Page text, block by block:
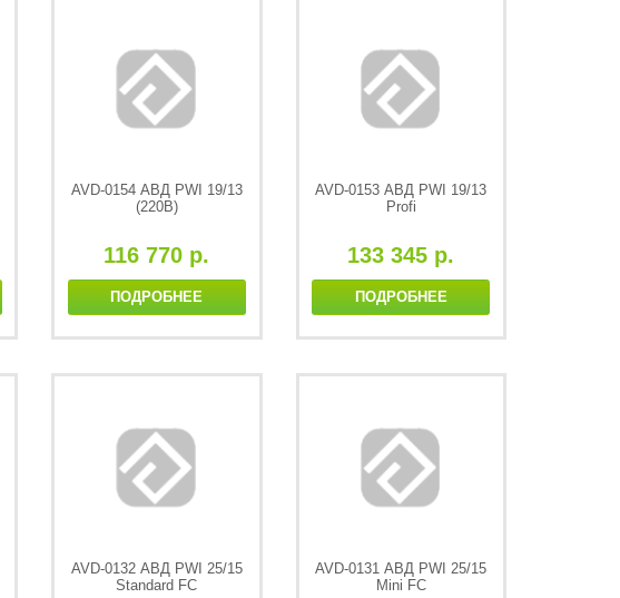
AVD-0154 АВД PWI 19/13
(220В)
116 770 р.
ПОДРОБНЕЕ
AVD-0153 АВД PWI 19/13
Profi
133 345 р.
ПОДРОБНЕЕ
AVD-0132 АВД PWI 25/15
Standard FC
AVD-0131 АВД PWI 25/15
Mini FC